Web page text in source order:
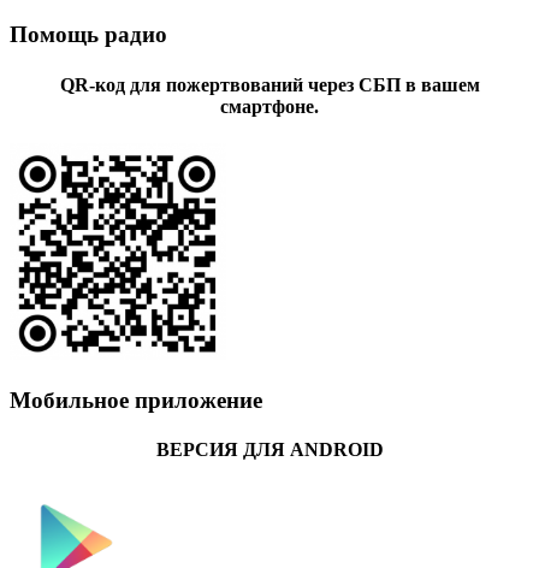
Помощь радио
QR-код для пожертвований через СБП в вашем
смартфоне.
Мобильное приложение
ВЕРСИЯ ДЛЯ ANDROID